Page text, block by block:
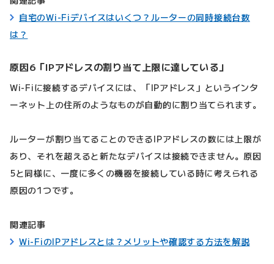
自宅のWi-Fiデバイスはいくつ？ルーターの同時接続台数
は？
原因6「IPアドレスの割り当て上限に達している」
Wi-Fiに接続するデバイスには、「IPアドレス」というインタ
ーネット上の住所のようなものが自動的に割り当てられます。
ルーターが割り当てることのできるIPアドレスの数には上限が
あり、それを超えると新たなデバイスは接続できません。原因
5と同様に、一度に多くの機器を接続している時に考えられる
原因の1つです。
関連記事
Wi-FiのIPアドレスとは？メリットや確認する方法を解説